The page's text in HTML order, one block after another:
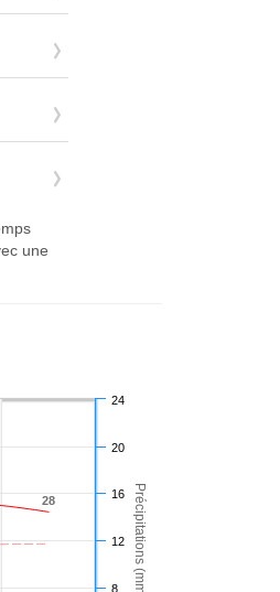
une
Précipitations (mm)
28
28
8
12
16
20
24